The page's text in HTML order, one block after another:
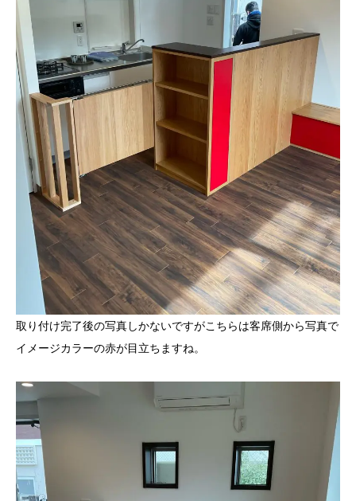
取り付け完了後の写真しかないですがこちらは客席側から写真で
イメージカラーの赤が目立ちますね。